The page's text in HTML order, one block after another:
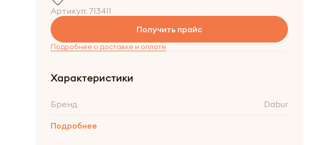
Артикул: 713411
Получить прайс
Подробнее о доставке и оплате
Характеристики
Бренд Dabur
Подробнее